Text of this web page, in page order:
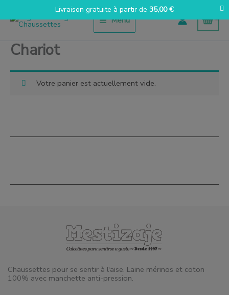
contenu
Menu
Chariot
Votre panier est actuellement vide.
Chaussettes pour se sentir à l'aise. Laine mérinos et coton
100% avec manchette anti-pression.
Livraison gratuite à partir de 35,00€